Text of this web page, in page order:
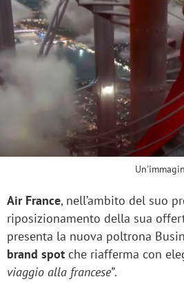
Air France, nell’ambito del suo
riposizionamento della sua
presenta la nuova poltrona
brand spot che riafferma con
viaggio alla francese”.